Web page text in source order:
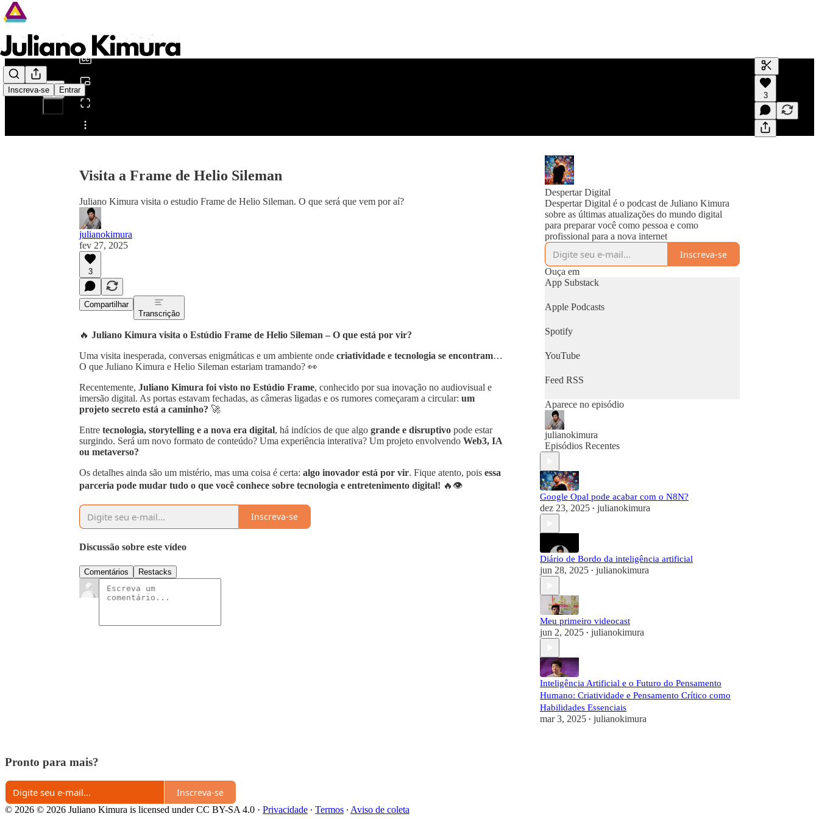
Inscreva-se Entrar
Compartilhar a partir
de0:00
Gerar
Uma
3
Visita a Frame de Helio Sileman
Juliano Kimura visita o estudio Frame de Helio Sileman. O que será que vem por aí?
julianokimura
fev 27, 2025
3
Compartilhar
Transcrição
🔥 Juliano Kimura visita o Estúdio Frame de Helio Sileman – O que está por vir?
Uma visita inesperada, conversas enigmáticas e um ambiente onde criatividade e tecnologia se encontram…
O que Juliano Kimura e Helio Sileman estariam tramando? 👀
Recentemente, Juliano Kimura foi visto no Estúdio Frame, conhecido por sua inovação no audiovisual e
imersão digital. As portas estavam fechadas, as câmeras ligadas e os rumores começaram a circular: um
projeto secreto está a caminho? 🚀
Entre tecnologia, storytelling e a nova era digital, há indícios de que algo grande e disruptivo pode estar
surgindo. Será um novo formato de conteúdo? Uma experiência interativa? Um projeto envolvendo Web3, IA
ou metaverso?
Os detalhes ainda são um mistério, mas uma coisa é certa: algo inovador está por vir. Fique atento, pois essa
parceria pode mudar tudo o que você conhece sobre tecnologia e entretenimento digital! 🔥👁️
Inscreva-se
Discussão sobre este vídeo
Comentários Restacks
Despertar Digital
Despertar Digital é o podcast de Juliano Kimura
sobre as últimas atualizações do mundo digital
para preparar você como pessoa e como
profissional para a nova internet
Inscreva-se
Ouça em
App Substack
Apple Podcasts
Spotify
YouTube
Feed RSS
Aparece no episódio
julianokimura
Episódios Recentes
Google Opal pode acabar com o N8N?
dez 23, 2025 • julianokimura
Diário de Bordo da inteligência artificial
jun 28, 2025 • julianokimura
Meu primeiro videocast
jun 2, 2025 • julianokimura
Inteligência Artificial e o Futuro do Pensamento
Humano: Criatividade e Pensamento Crítico como
Habilidades Essenciais
mar 3, 2025 • julianokimura
Pronto para mais?
Inscreva-se
© 2026 © 2026 Juliano Kimura is licensed under CC BY-SA 4.0 · Privacidade ∙ Termos ∙ Aviso de coleta